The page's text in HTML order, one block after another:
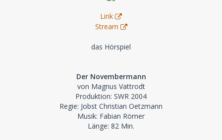
Link
Stream
das Hörspiel
Der Novembermann
von Magnus Vattrodt
Produktion: SWR 2004
Regie: Jobst Christian Oetzmann
Musik: Fabian Römer
Länge: 82 Min.